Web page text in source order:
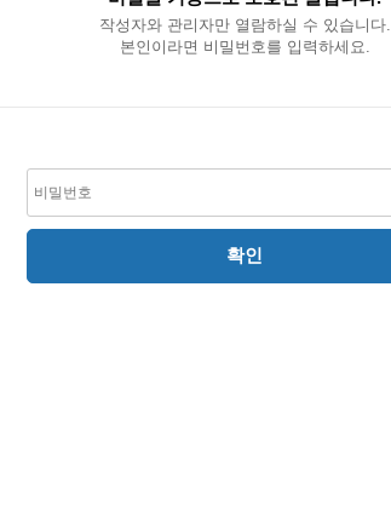
작성자와 관리자만 열람하실 수 있습니다.
본인이라면 비밀번호를 입력하세요.